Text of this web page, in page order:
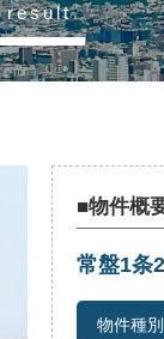
札幌市中
result
■物件概
常盤1条